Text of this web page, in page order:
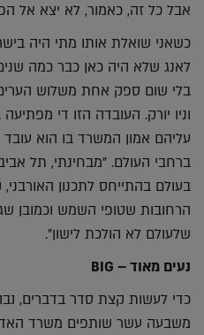
אבל כל זה, כאמור, לא יצא אל
כשאני שואלת אותו מתי היה
לאנג שלא היה כאן כבר כמה
בלי שום ספק אחת משלוש הערים
וניו יורק. העובדה הזו די
עליהם אמון המשרד בו הוא עובד
ברחבי העולם. "מבחינתי, תל
בעולם בהתייחס לתכנון
הרחובות שטופי השמש וכמובן
שלעולם לא הולכת לישון".
נעים מאוד – BIG
כדי לעשות קצת סדר בדברים,